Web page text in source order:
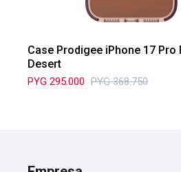
Case Prodigee iPhone 17 Pro
Desert
PYG 295.000 PYG 368.750